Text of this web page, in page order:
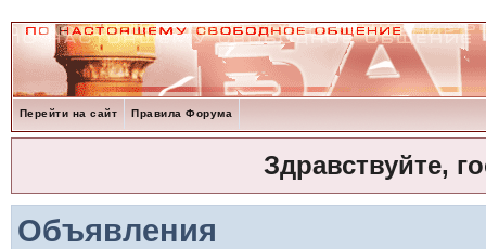
Перейти на сайт Правила Форума
Здравствуйте,
Объявления